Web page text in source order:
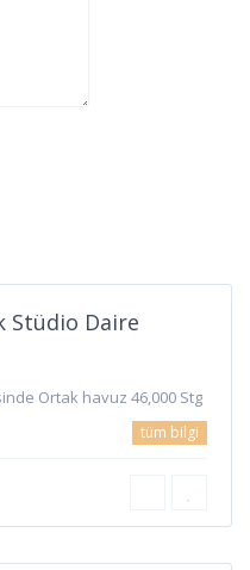
Stüdio Daire
Ortak havuz 46,000 Stg
tüm bilgi